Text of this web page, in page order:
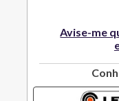
Avise-me